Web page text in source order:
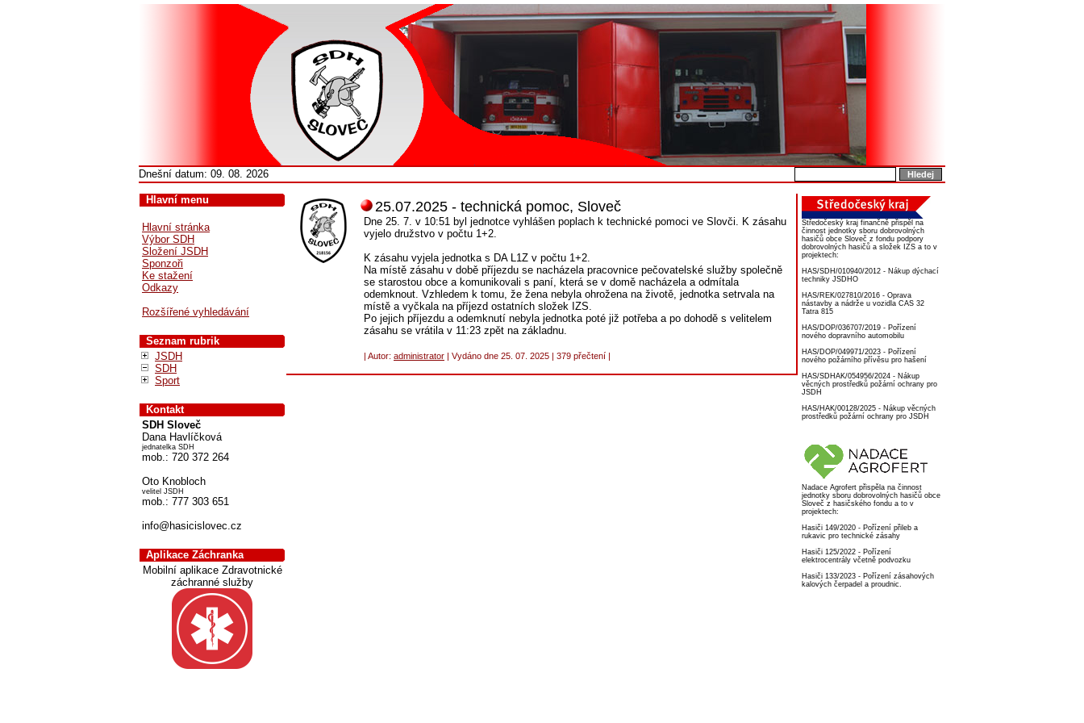
Dnešní datum: 09. 08. 2026
Hlavní menu
Hlavní stránka
Výbor SDH
Složení JSDH
Sponzoři
Ke stažení
Odkazy
Rozšířené vyhledávání
Seznam rubrik
JSDH
SDH
Sport
Kontakt
SDH Sloveč
Dana Havlíčková
jednatelka SDH
mob.: 720 372 264
Oto Knobloch
velitel JSDH
mob.: 777 303 651
info@hasicislovec.cz
Aplikace Záchranka
Mobilní aplikace Zdravotnické
záchranné služby
25.07.2025 - technická pomoc, Sloveč
Dne 25. 7. v 10:51 byl jednotce vyhlášen poplach k technické pomoci ve Slovči. K zásahu
vyjelo družstvo v počtu 1+2.
K zásahu vyjela jednotka s DA L1Z v počtu 1+2.
Na místě zásahu v době příjezdu se nacházela pracovnice pečovatelské služby společně
se starostou obce a komunikovali s paní, která se v domě nacházela a odmítala
odemknout. Vzhledem k tomu, že žena nebyla ohrožena na životě, jednotka setrvala na
místě a vyčkala na příjezd ostatních složek IZS.
Po jejich příjezdu a odemknutí nebyla jednotka poté již potřeba a po dohodě s velitelem
zásahu se vrátila v 11:23 zpět na základnu.
| Autor: administrator | Vydáno dne 25. 07. 2025 | 379 přečtení |
Středočeský kraj finančně přispěl na
činnost jednotky sboru dobrovolných
hasičů obce Sloveč z fondu podpory
dobrovolných hasičů a složek IZS a to v
projektech:
HAS/SDH/010940/2012 - Nákup dýchací
techniky JSDHO
HAS/REK/027810/2016 - Oprava
nástavby a nádrže u vozidla CAS 32
Tatra 815
HAS/DOP/036707/2019 - Pořízení
nového dopravního automobilu
HAS/DOP/049971/2023 - Pořízení
nového požárního přívěsu pro hašení
HAS/SDHAK/054956/2024 - Nákup
věcných prostředků požární ochrany pro
JSDH
HAS/HAK/00128/2025 - Nákup věcných
prostředků požární ochrany pro JSDH
Nadace Agrofert přispěla na činnost
jednotky sboru dobrovolných hasičů obce
Sloveč z hasičského fondu a to v
projektech:
Hasiči 149/2020 - Pořízení přileb a
rukavic pro technické zásahy
Hasiči 125/2022 - Pořízení
elektrocentrály včetně podvozku
Hasiči 133/2023 - Pořízení zásahových
kalových čerpadel a proudnic.